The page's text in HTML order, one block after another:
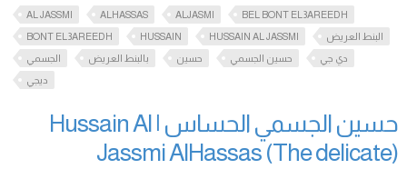
AL JASSMI ALHASSAS ALJASMI
BEL BONT EL3AREEDH
BONT EL3AREEDH
HUSSAIN HUSSAIN AL JASSMI
البنط العريض
الجسمي
بالبنط العريض حسين حسين الجسمي
دي جي
ديجي
حسين الجسمي الحساس | Hussain Al
Jassmi AlHassas (The delicate)